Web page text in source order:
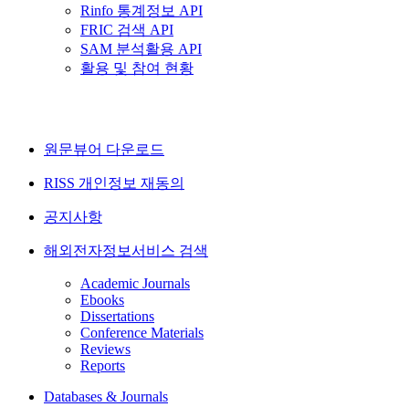
Rinfo 통계정보 API
FRIC 검색 API
SAM 분석활용 API
활용 및 참여 현황
원문뷰어 다운로드
RISS 개인정보 재동의
공지사항
해외전자정보서비스 검색
Academic Journals
Ebooks
Dissertations
Conference Materials
Reviews
Reports
Databases & Journals